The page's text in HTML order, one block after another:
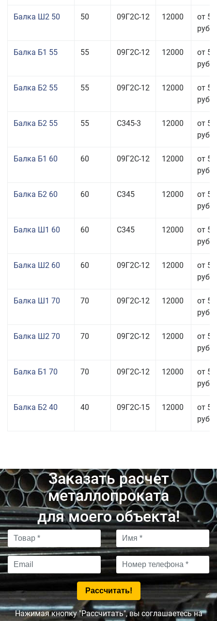
Балка Ш2 50 50 09Г2С-12 12000
от
руб.
Балка Б1 55 55 09Г2С-12 12000
от
руб.
Балка Б2 55 55 09Г2С-12 12000
от
руб.
Балка Б2 55 55 С345-3 12000
от
руб.
Балка Б1 60 60 09Г2С-12 12000
от
руб.
Балка Б2 60 60 С345 12000
от
руб.
Балка Ш1 60 60 С345 12000
от
руб.
Балка Ш2 60 60 09Г2С-12 12000
от
руб.
Балка Ш1 70 70 09Г2С-12 12000
от
руб.
Балка Ш2 70 70 09Г2С-12 12000
от
руб.
Балка Б1 70 70 09Г2С-12 12000
от
руб.
Балка Б2 40 40 09Г2С-15 12000
от
руб.
Заказать расчет
металлопроката
для моего объекта!
Нажимая кнопку "Рассчитать", вы соглашаетесь на